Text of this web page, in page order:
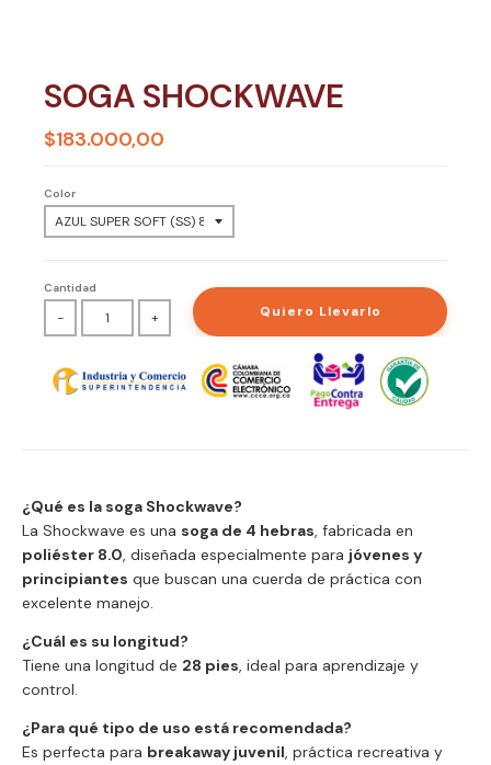
SOGA SHOCKWAVE
$183.000,00
Color
Cantidad
- + Quiero Llevarlo
¿Qué es la soga Shockwave?
La Shockwave es una soga de 4 hebras, fabricada en
poliéster 8.0, diseñada especialmente para jóvenes y
principiantes que buscan una cuerda de práctica con
excelente manejo.
¿Cuál es su longitud?
Tiene una longitud de 28 pies, ideal para aprendizaje y
control.
¿Para qué tipo de uso está recomendada?
Es perfecta para breakaway juvenil, práctica recreativa y